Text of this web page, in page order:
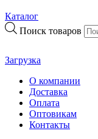
Каталог
Поиск товаров
Загрузка
О компании
Доставка
Оплата
Оптовикам
Контакты